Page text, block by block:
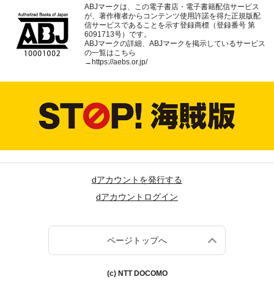
ABJマークは、この電子書店・電子書籍配信サービス
が、著作権者からコンテンツ使用許諾を得た正規版配
信サービスであることを示す登録商標（登録番号 第
6091713号）です。
ABJマークの詳細、ABJマークを掲示しているサービス
の一覧はこちら
→ https://aebs.or.jp/
dアカウントを発行する
dアカウントログイン
ページトップへ
(c) NTT DOCOMO